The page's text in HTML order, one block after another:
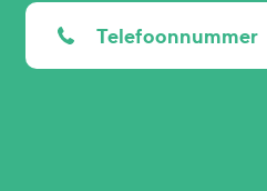
Telefoonnummer